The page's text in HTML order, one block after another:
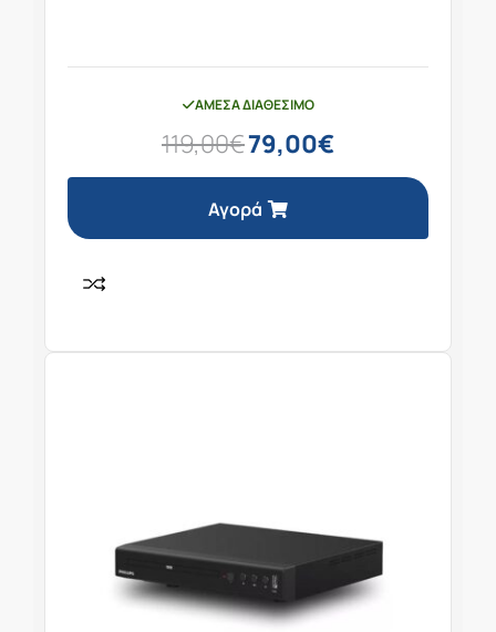
ΆΜΕΣΑ ΔΙΑΘΈΣΙΜΟ
119,00€79,00€
Αγορά